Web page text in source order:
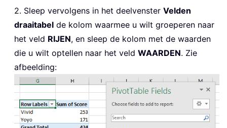
2. Sleep vervolgens in het deelvenster Velden
draaitabel de kolom waarmee u wilt groeperen naar
het veld RIJEN, en sleep de kolom met de waarden
die u wilt optellen naar het veld WAARDEN. Zie
afbeelding: